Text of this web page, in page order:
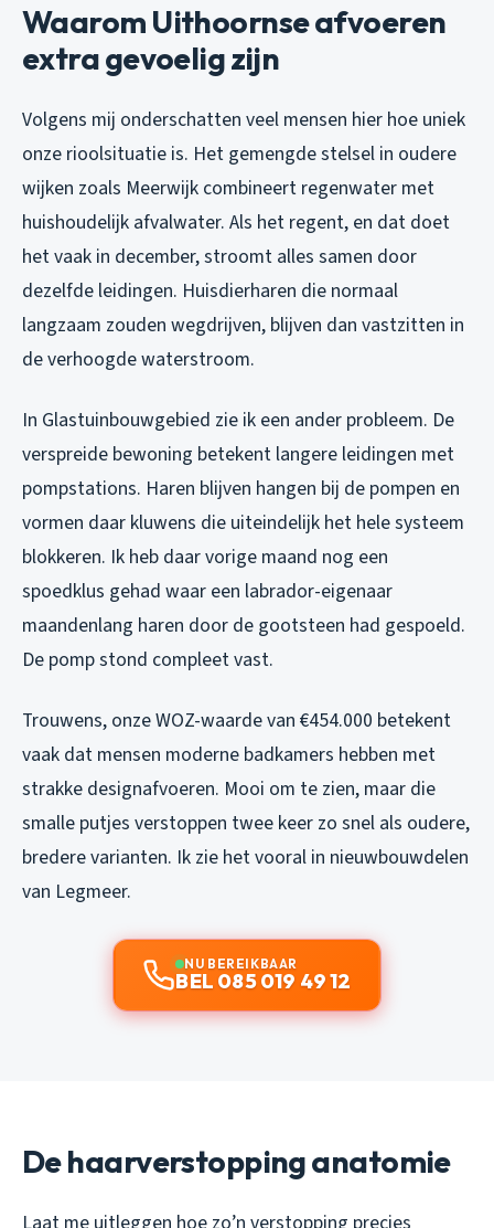
Waarom Uithoornse afvoeren
extra gevoelig zijn
Volgens mij onderschatten veel mensen hier hoe uniek
onze rioolsituatie is. Het gemengde stelsel in oudere
wijken zoals Meerwijk combineert regenwater met
huishoudelijk afvalwater. Als het regent, en dat doet
het vaak in december, stroomt alles samen door
dezelfde leidingen. Huisdierharen die normaal
langzaam zouden wegdrijven, blijven dan vastzitten in
de verhoogde waterstroom.
In Glastuinbouwgebied zie ik een ander probleem. De
verspreide bewoning betekent langere leidingen met
pompstations. Haren blijven hangen bij de pompen en
vormen daar kluwens die uiteindelijk het hele systeem
blokkeren. Ik heb daar vorige maand nog een
spoedklus gehad waar een labrador-eigenaar
maandenlang haren door de gootsteen had gespoeld.
De pomp stond compleet vast.
Trouwens, onze WOZ-waarde van €454.000 betekent
vaak dat mensen moderne badkamers hebben met
strakke designafvoeren. Mooi om te zien, maar die
smalle putjes verstoppen twee keer zo snel als oudere,
bredere varianten. Ik zie het vooral in nieuwbouwdelen
van Legmeer.
NU BEREIKBAAR
BEL 085 019 49 12
De haarverstopping anatomie